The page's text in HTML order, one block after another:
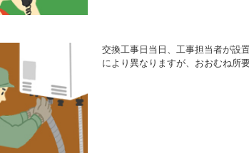
交換工事日当日、工事担当者が設
により異なりますが、おおむね所